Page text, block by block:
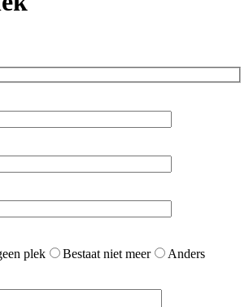
plek Bestaat niet meer
Anders